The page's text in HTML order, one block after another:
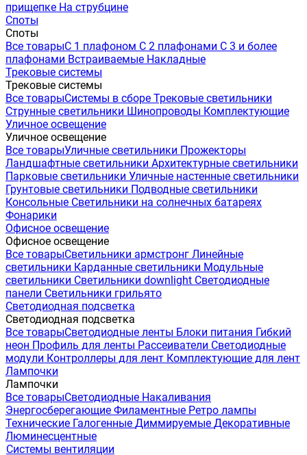
прищепке На струбцине
Споты
Споты
Все товарыС 1 плафоном С 2 плафонами С 3 и более
плафонами Встраиваемые Накладные
Трековые системы
Трековые системы
Все товарыСистемы в сборе Трековые светильники
Струнные светильники Шинопроводы Комплектующие
Уличное освещение
Уличное освещение
Все товарыУличные светильники Прожекторы
Ландшафтные светильники Архитектурные светильники
Парковые светильники Уличные настенные светильники
Грунтовые светильники Подводные светильники
Консольные Светильники на солнечных батареях
Фонарики
Офисное освещение
Офисное освещение
Все товарыСветильники армстронг Линейные
светильники Карданные светильники Модульные
светильники Светильники downlight Светодиодные
панели Светильники грильято
Светодиодная подсветка
Светодиодная подсветка
Все товарыСветодиодные ленты Блоки питания Гибкий
неон Профиль для ленты Рассеиватели Светодиодные
модули Контроллеры для лент Комплектующие для лент
Лампочки
Лампочки
Все товарыСветодиодные Накаливания
Энергосберегающие Филаментные Ретро лампы
Технические Галогенные Диммируемые Декоративные
Люминесцентные
Системы вентиляции